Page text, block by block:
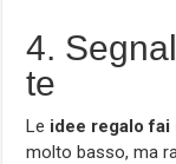
4.
te
Le idee regalo fai
molto basso, ma